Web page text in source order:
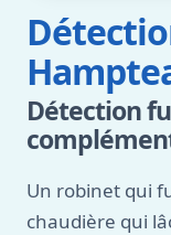
Détection
Un robinet qui
chaudière qui